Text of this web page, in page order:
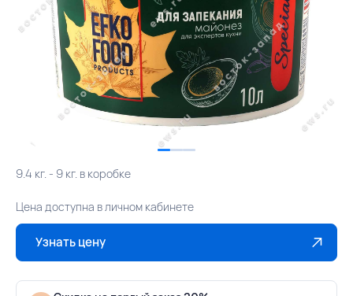
9.4 кг. - 9 кг. в коробке
Цена доступна в личном кабинете
Узнать цену